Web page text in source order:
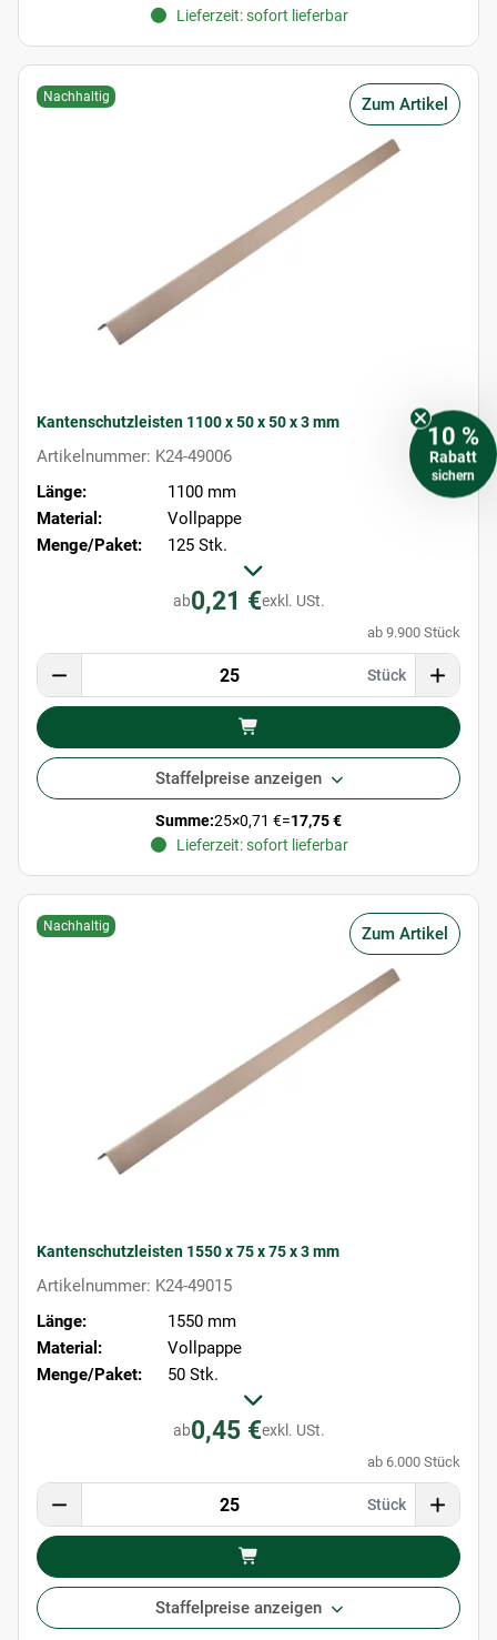
Lieferzeit: sofort lieferbar
Zum Artikel
Nachhaltig
Kantenschutzleisten 1100 x 50 x 50 x 3 mm
Artikelnummer: K24-49006
Länge:
1100 mm
Material:
Vollpappe
Menge/Paket:
125 Stk.
ab0,21 €exkl. USt.
ab 9.900 Stück
Stück
Staffelpreise anzeigen
Summe:25×0,71 €=17,75 €
Lieferzeit: sofort lieferbar
Zum Artikel
Nachhaltig
Kantenschutzleisten 1550 x 75 x 75 x 3 mm
Artikelnummer: K24-49015
Länge:
1550 mm
Material:
Vollpappe
Menge/Paket:
50 Stk.
ab0,45 €exkl. USt.
ab 6.000 Stück
Stück
Staffelpreise anzeigen
10 %
Rabatt
sichern